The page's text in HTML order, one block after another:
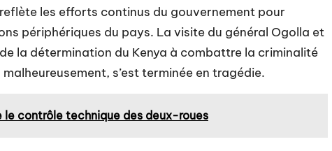
les efforts continus du gouvernement pour
périphériques du pays. La visite du général Ogolla et
la détermination du Kenya à combattre la criminalité
s’est terminée en tragédie.
contrôle technique des deux-roues